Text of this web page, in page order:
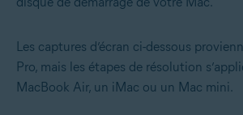
Les captures d’écran ci-dessous
Pro, mais les étapes de résolution
MacBook Air, un iMac ou un Mac mini.